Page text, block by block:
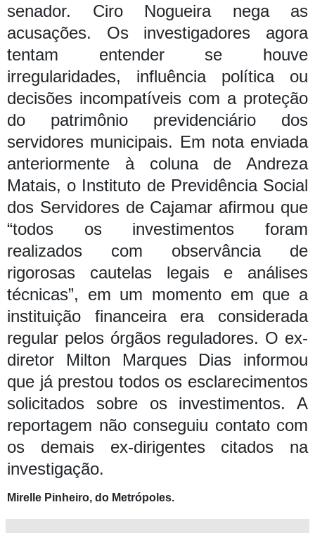
senador. Ciro Nogueira nega as
acusações. Os investigadores agora
tentam entender se houve
irregularidades, influência política ou
decisões incompatíveis com a proteção
do patrimônio previdenciário dos
servidores municipais. Em nota enviada
anteriormente à coluna de Andreza
Matais, o Instituto de Previdência Social
dos Servidores de Cajamar afirmou que
“todos os investimentos foram
realizados com observância de
rigorosas cautelas legais e análises
técnicas”, em um momento em que a
instituição financeira era considerada
regular pelos órgãos reguladores. O ex-
diretor Milton Marques Dias informou
que já prestou todos os esclarecimentos
solicitados sobre os investimentos. A
reportagem não conseguiu contato com
os demais ex-dirigentes citados na
investigação.
Mirelle Pinheiro, do Metrópoles.